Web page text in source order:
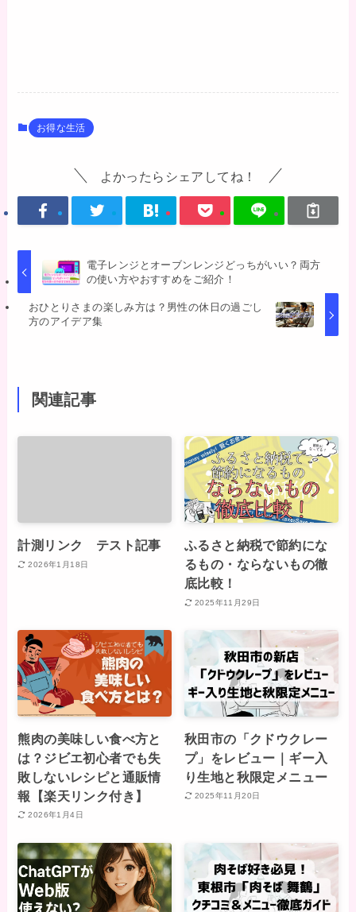
お得な生活
よかったらシェアしてね！
電子レンジとオーブンレンジどっちがいい？両方
の使い方やおすすめをご紹介！
おひとりさまの楽しみ方は？男性の休日の過ごし
方のアイデア集
関連記事
計測リンク テスト記事
2026年1月18日
ふるさと納税で節約にな
るもの・ならないもの徹
底比較！
2025年11月29日
熊肉の美味しい食べ方と
は？ジビエ初心者でも失
敗しないレシピと通販情
報【楽天リンク付き】
2026年1月4日
秋田市の「クドウクレー
プ」をレビュー｜ギー入
り生地と秋限定メニュー
2025年11月20日